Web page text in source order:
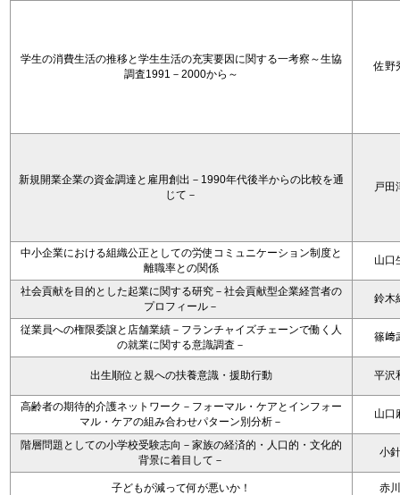
学生の消費生活の推移と学生生活の充実要因に関する一考察～生協
調査1991－2000から～
佐野
新規開業企業の資金調達と雇用創出－1990年代後半からの比較を通
じて－
戸田
中小企業における組織公正としての労使コミュニケーション制度と
離職率との関係
山口
社会貢献を目的とした起業に関する研究－社会貢献型企業経営者の
プロフィール－
鈴木
従業員への権限委譲と店舗業績－フランチャイズチェーンで働く人
の就業に関する意識調査－
篠﨑
出生順位と親への扶養意識・援助行動 平沢
高齢者の期待的介護ネットワーク－フォーマル・ケアとインフォー
マル・ケアの組み合わせパターン別分析－
山口
階層問題としての小学校受験志向－家族の経済的・人口的・文化的
背景に着目して－
小
子どもが減って何が悪いか！ 赤